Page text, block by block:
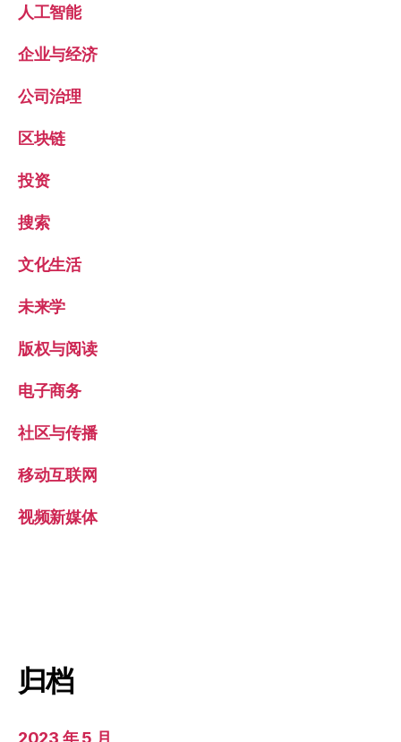
人工智能
企业与经济
公司治理
区块链
投资
搜索
文化生活
未来学
版权与阅读
电子商务
社区与传播
移动互联网
视频新媒体
归档
2023 年 5 月